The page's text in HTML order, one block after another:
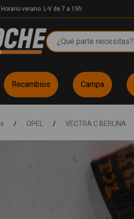
Horario verano: L-V de 7 a 15h
Recambios Campa
/ OPEL / VECTRA C BERLINA